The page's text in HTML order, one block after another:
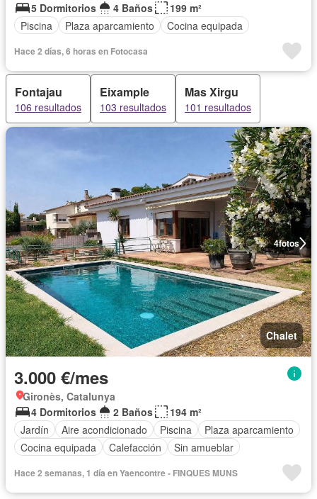
5 Dormitorios
4 Baños
199 m²
Piscina
Plaza aparcamiento Cocina equipada
Hace 2 días, 6 horas en Fotocasa
Fontajau
106 resultados
Eixample
103 resultados
Mas Xirgu
101 resultados
4fotos
Chalet
3.000 €/mes
Gironès, Catalunya
4 Dormitorios
2 Baños
194 m²
Jardín
Aire acondicionado Piscina
Plaza aparcamiento
Cocina equipada
Calefacción Sin amueblar
Hace 2 semanas, 1 día en Yaencontre - FINQUES MUNS